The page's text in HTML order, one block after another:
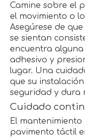
Camine sobre el
el movimiento o
Asegúrese de
se sientan
encuentra
adhesivo y
lugar. Una
que su
seguridad y dura
Cuidado
El
pavimento táctil